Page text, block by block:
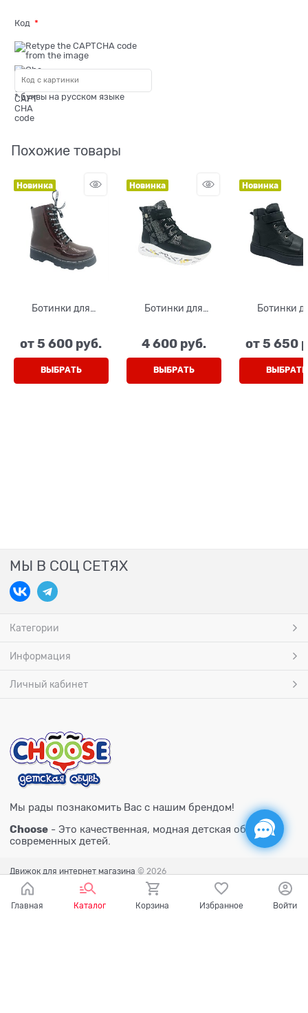
Код
* буквы на русском языке
Похожие товары
Новинка
Ботинки для
молнии/шнурки
от5 600 руб.
ВЫБРАТЬ
Новинка
Ботинки для
на липучке и
шнурках
4 600 руб.
ВЫБРАТЬ
Новинка
Ботинки
липучке/
от5 650
ВЫБРАТЬ
МЫ В СОЦ СЕТЯХ
Категории
Информация
Личный кабинет
Мы рады познакомить Вас с нашим брендом!
Choose - Это качественная, модная детская обувь для
современных детей.
Движок для интернет магазина © 2026
Главная Каталог Корзина Избранное Войти